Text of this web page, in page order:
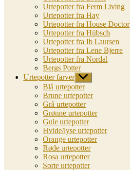
Urtepotter fra Ferm Living
Urtepotter fra Hay
Urtepotter fra House Doctor
Urtepotter fra Hübsch
Urtepotter fra Ib Laursen
Urtepotter fra Lene Bjerre
Urtepotter fra Nordal
Bergs Potter
Urtepotter farver Vis
undermenu
Blå urtepotter
Brune urtepotter
Grå urtepotter
Grønne urtepotter
Gule urtepotter
Hvide/lyse urtepotter
Orange urtepotter
Røde urtepotter
Rosa urtepotter
Sorte urtepotter